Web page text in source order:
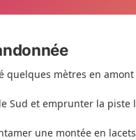
quelques mètres en
Sud et emprunter la
une montée en